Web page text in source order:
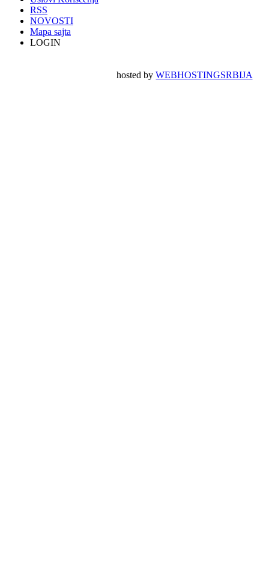
RSS
NOVOSTI
Mapa sajta
LOGIN
hosted byWEBHOSTINGSRBIJA